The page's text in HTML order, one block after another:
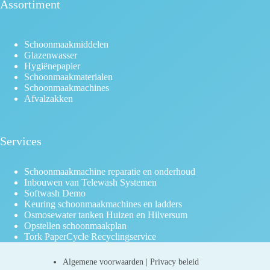
Assortiment
Schoonmaakmiddelen
Glazenwasser
Hygiënepapier
Schoonmaakmaterialen
Schoonmaakmachines
Afvalzakken
Services
Schoonmaakmachine reparatie en onderhoud
Inbouwen van Telewash Systemen
Softwash Demo
Keuring schoonmaakmachines en ladders
Osmosewater tanken Huizen en Hilversum
Opstellen schoonmaakplan
Tork PaperCycle Recyclingservice
Algemene voorwaarden |Privacy beleid